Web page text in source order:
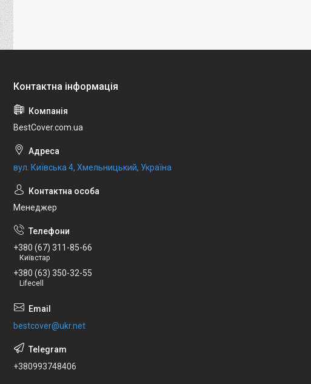
BestCover.com.ua
вул. Київська 4, Хмельницький, Україна
Менеджер
+380 (67) 311-85-66
Київстар
+380 (63) 350-32-55
Lifecell
bestcover@ukr.net
+380993748406